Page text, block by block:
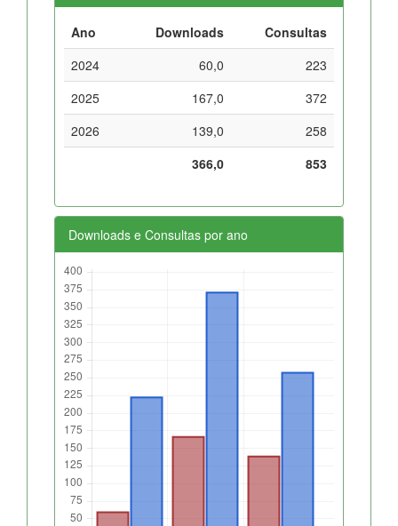
Ano Downloads
Consultas
2024
60,0
223
2025
167,0
372
2026
139,0
258
366,0
853
Downloads e Consultas por ano